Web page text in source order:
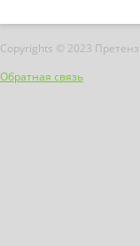
Copyrights © 2023
Обратная связь